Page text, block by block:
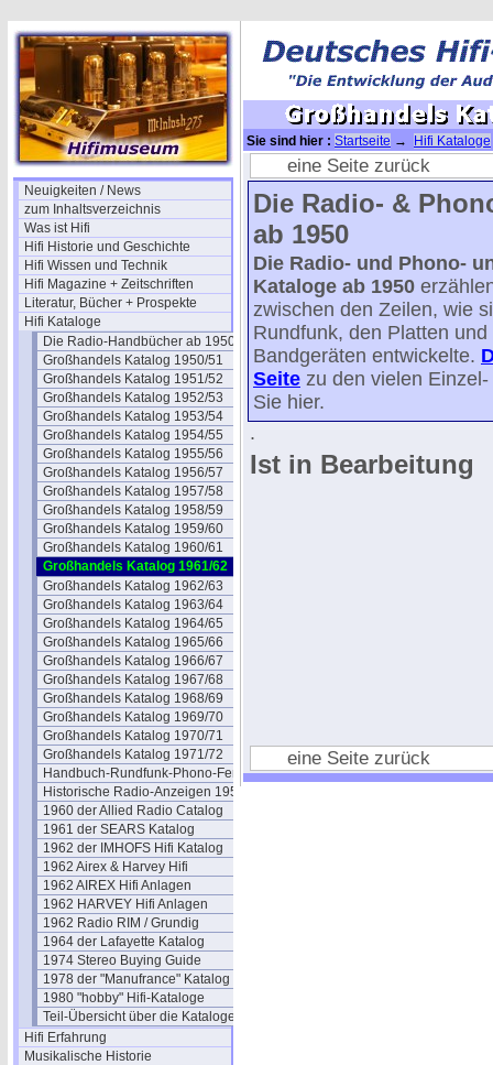
Neuigkeiten / News
zum Inhaltsverzeichnis
Was ist Hifi
Hifi Historie und Geschichte
Hifi Wissen und Technik
Hifi Magazine + Zeitschriften
Literatur, Bücher + Prospekte
Hifi Kataloge
Die Radio-Handbücher ab 1950
Großhandels Katalog 1950/51
Großhandels Katalog 1951/52
Großhandels Katalog 1952/53
Großhandels Katalog 1953/54
Großhandels Katalog 1954/55
Großhandels Katalog 1955/56
Großhandels Katalog 1956/57
Großhandels Katalog 1957/58
Großhandels Katalog 1958/59
Großhandels Katalog 1959/60
Großhandels Katalog 1960/61
Großhandels Katalog 1961/62
Großhandels Katalog 1962/63
Großhandels Katalog 1963/64
Großhandels Katalog 1964/65
Großhandels Katalog 1965/66
Großhandels Katalog 1966/67
Großhandels Katalog 1967/68
Großhandels Katalog 1968/69
Großhandels Katalog 1969/70
Großhandels Katalog 1970/71
Großhandels Katalog 1971/72
Handbuch-Rundfunk-Phono-Fernseh
Historische Radio-Anzeigen 1950
1960 der Allied Radio Catalog
1961 der SEARS Katalog
1962 der IMHOFS Hifi Katalog
1962 Airex & Harvey Hifi
1962 AIREX Hifi Anlagen
1962 HARVEY Hifi Anlagen
1962 Radio RIM / Grundig
1964 der Lafayette Katalog
1974 Stereo Buying Guide
1978 der "Manufrance" Katalog
1980 "hobby" Hifi-Kataloge
Teil-Übersicht über die Kataloge
Hifi Erfahrung
Musikalische Historie
Sie sind hier : Startseite → Hifi Kataloge
eine Seite zurück
Die Radio- &
ab 1950
Die Radio- und Phono-
Kataloge ab 1950
zwischen den Zeilen, wie
Rundfunk, den Platten und
Bandgeräten entwickelte.
Seite zu den vielen
Sie hier.
.
Ist in Bearbeitung
eine Seite zurück